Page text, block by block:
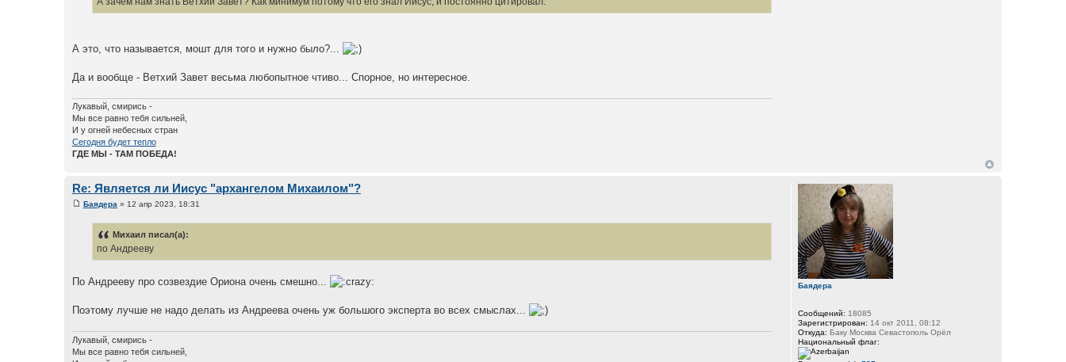
А это, что называется, мошт для того и нужно было?...
Да и вообще - Ветхий Завет весьма любопытное чтиво... Спорное, но интересное.
Лукавый, смирись -
Мы все равно тебя сильней,
И у огней небесных стран
Сегодня будет тепло
ГДЕ МЫ - ТАМ ПОБЕДА!
Re: Является ли Иисус "архангелом Михаилом"?
Баядера » 12 апр 2023, 18:31
Михаил писал(а):
по Андрееву
По Андрееву про созвездие Ориона очень смешно...
Поэтому лучше не надо делать из Андреева очень уж большого эксперта во всех смыслах...
Лукавый, смирись -
Мы все равно тебя сильней,
Баядера
Сообщений: 18085
Зарегистрирован: 14 окт 2011, 08:12
Откуда: Баку Москва Севастополь Орёл
Национальный флаг: